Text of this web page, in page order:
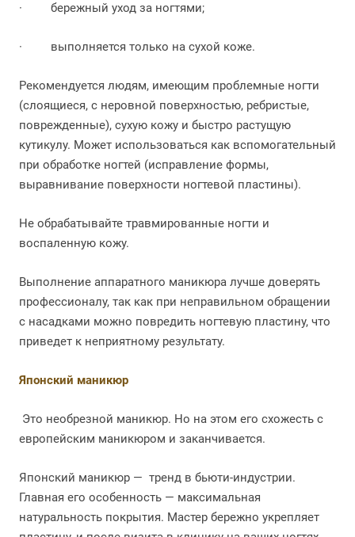
· бережный уход за ногтями;
· выполняется только на сухой коже.
Рекомендуется людям, имеющим проблемные ногти
(слоящиеся, с неровной поверхностью, ребристые,
поврежденные), сухую кожу и быстро растущую
кутикулу. Может использоваться как вспомогательный
при обработке ногтей (исправление формы,
выравнивание поверхности ногтевой пластины).
Не обрабатывайте травмированные ногти и
воспаленную кожу.
Выполнение аппаратного маникюра лучше доверять
профессионалу, так как при неправильном обращении
с насадками можно повредить ногтевую пластину, что
приведет к неприятному результату.
Японский маникюр
Это необрезной маникюр. Но на этом его схожесть с
европейским маникюром и заканчивается.
Японский маникюр — тренд в бьюти-индустрии.
Главная его особенность — максимальная
натуральность покрытия. Мастер бережно укрепляет